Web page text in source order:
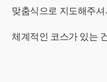
맞춤식으로 지도해주
체계적인 코스가 있는